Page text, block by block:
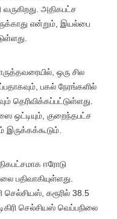
அதிகபட்ச
என்றும், இயல்பை
ஒரு சில
பகல் நேரங்களில்
தெரிவிக்கப்பட்டுள்ளது.
ஒட்டியும், குறைந்தபட்ச
இருக்கக்கூடும்.
ஈரோடு
பதிவாகியுள்ளது.
செல்சியஸ், கரூரில் 38.5
செல்சியஸ் வெப்பநிலை